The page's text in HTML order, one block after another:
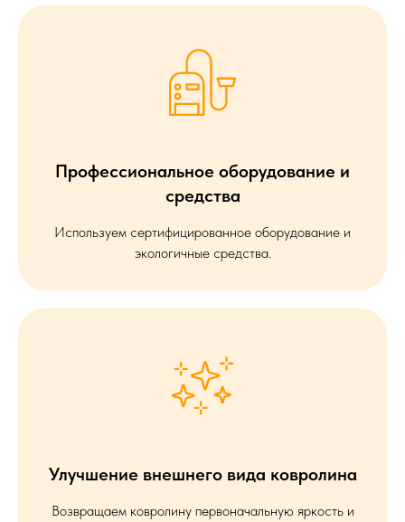
Профессиональное оборудование и
средства
Используем сертифицированное оборудование и
экологичные средства.
Улучшение внешнего вида ковролина
Возвращаем ковролину первоначальную яркость и